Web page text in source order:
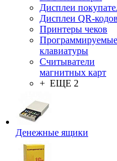
Дисплеи
Дисплеи QR-
Принтеры чеков
Программируемые
клавиатуры
Считыватели
магнитных карт
+ ЕЩЕ 2
Денежные ящики